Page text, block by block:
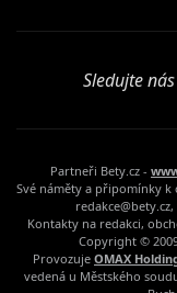
Sledujte
Partneři Bety.cz -
Své náměty a připomínky
Kontakty na redakci,
Copyright ©
Provozuje OMAX
vedená u Městského